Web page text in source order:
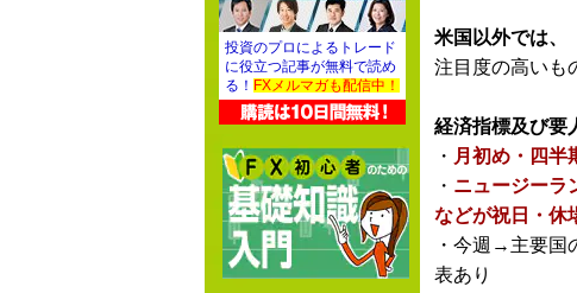
米国以外では、
注目度の高いも
経済指標及び要
・ 月初め・四半
・ ニュージーラ
などが祝日・休
・今週→主要国
表あり
投資のプロによるトレード
に役立つ記事が無料で読め
る！ FXメルマガも配信中！